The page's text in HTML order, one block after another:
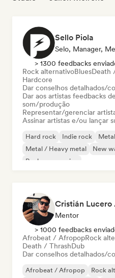
Sello Piola
> 1300 feedbacks
Rock alternativoBluesDeath
Hardcore
Dar conselhos detalhados/
Dar aos artistas feedbacks
som/produção
Representar/gerenciar
Assinar artistas e/ou lançar
Hard rock Indie rock
Metal / Heavy metal
New
Rock progressivo
Cristián
Mentor
> 1000 feedbacks
Afrobeat / AfropopRock
Death / ThrashDub
Dar conselhos detalhados/
Afrobeat / Afropop Rock